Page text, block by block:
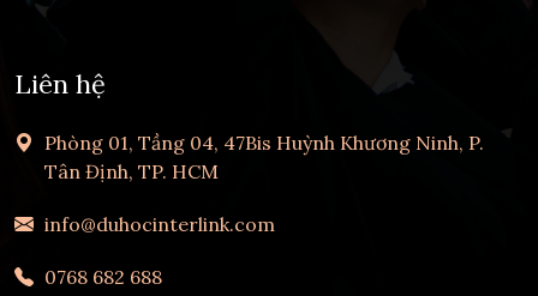
Liên hệ
Phòng 01, Tầng 04, 47Bis Huỳnh Khương Ninh, P.
Tân Định, TP. HCM
info@duhocinterlink.com
0768 682 688